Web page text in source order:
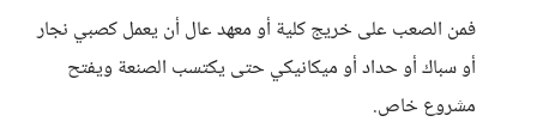
فمن الصعب على خريج كلية أو معهد عال أن يعمل كصبي نجار
أو سباك أو حداد أو ميكانيكي حتى يكتسب الصنعة ويفتح
مشروع خاص.